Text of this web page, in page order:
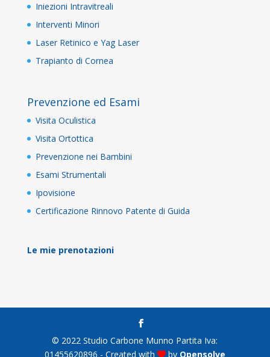
Iniezioni Intravitreali
Interventi Minori
Laser Retinico e Yag Laser
Trapianto di Cornea
Prevenzione ed Esami
Visita Oculistica
Visita Ortottica
Prevenzione nei Bambini
Esami Strumentali
Ipovisione
Certificazione Rinnovo Patente di Guida
Le mie prenotazioni
© 2022 Studio Carbone Munno Partita Iva:
01455620896 - Created with by Opensolve